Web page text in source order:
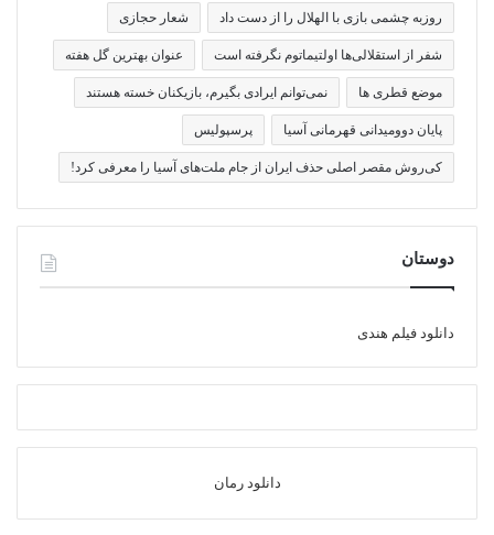
روزبه چشمی بازی با الهلال را از دست داد شعار حجازی
شفر از استقلالی‌ها اولتیماتوم نگرفته است عنوان بهترین گل هفته
موضع قطری ها نمی‌توانم ایرادی بگیرم، بازیکنان خسته هستند
پایان دوومیدانی قهرمانی آسیا پرسپولیس
کی‌روش مقصر اصلی حذف ایران از جام ملت‌های آسیا را معرفی کرد!
دوستان
دانلود فیلم هندی
دانلود رمان